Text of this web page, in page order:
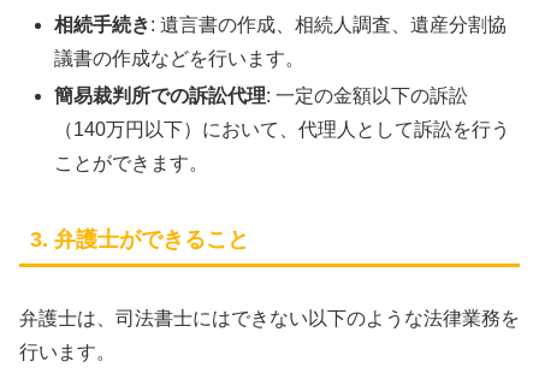
相続手続き: 遺言書の作成、相続人調査、遺産分割協
議書の作成などを行います。
簡易裁判所での訴訟代理: 一定の金額以下の訴訟
（140万円以下）において、代理人として訴訟を行う
ことができます。
3. 弁護士ができること
弁護士は、司法書士にはできない以下のような法律業務を
行います。